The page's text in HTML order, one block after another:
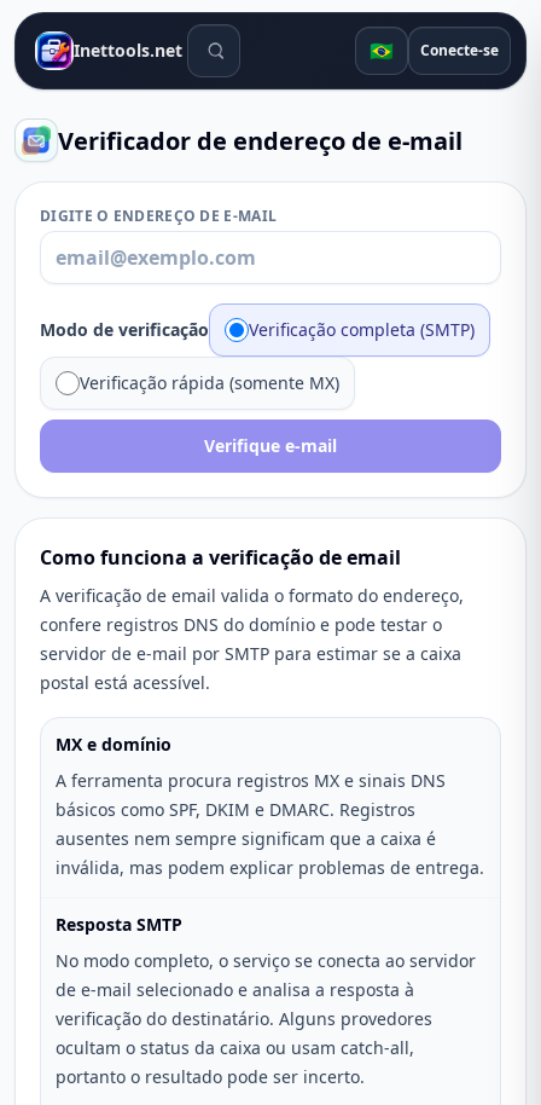
Inettools.net Ferramentas de pesquisa
🇧🇷 Conecte-se
Verificador de endereço de e-mail
DIGITE O ENDEREÇO DE E-MAIL
Modo de verificação Verificação completa (SMTP)
Verificação rápida (somente MX)
Verifique e-mail
Como funciona a verificação de email
A verificação de email valida o formato do endereço,
confere registros DNS do domínio e pode testar o
servidor de e-mail por SMTP para estimar se a caixa
postal está acessível.
MX e domínio
A ferramenta procura registros MX e sinais DNS
básicos como SPF, DKIM e DMARC. Registros
ausentes nem sempre significam que a caixa é
inválida, mas podem explicar problemas de entrega.
Resposta SMTP
No modo completo, o serviço se conecta ao servidor
de e-mail selecionado e analisa a resposta à
verificação do destinatário. Alguns provedores
ocultam o status da caixa ou usam catch-all,
portanto o resultado pode ser incerto.